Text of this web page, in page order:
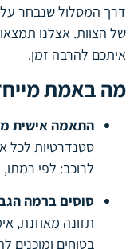
דרך המסלול שנבחר
של הצוות. אצלנו
איתכם להרבה זמן.
מה באמת
התאמה אישית
סטנדרטיות לכל
לרוכב: לפי רמתו,
סוסים ברמה
תזונה מאוזנת,
בטוחים ומוכנים